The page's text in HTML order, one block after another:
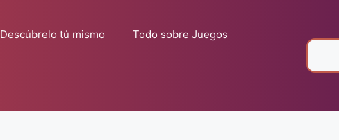
Descúbrelo tú mismo Todo sobre Juegos